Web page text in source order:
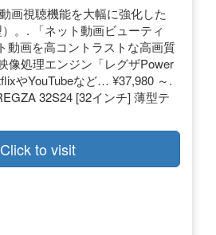
画視聴機能を大幅に強化した
。. 「ネット動画ビューティ
動画を高コントラストな高画質
像処理エンジン「レグザPower
やYouTubeなど… ¥37,980 ～.
32S24 [32インチ] 薄型テ
Click to visit